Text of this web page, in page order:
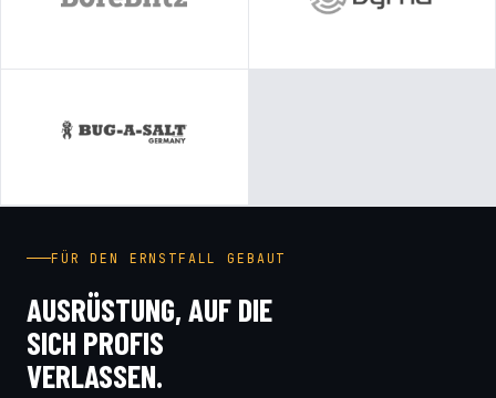
FÜR DEN ERNSTFALL GEBAUT
AUSRÜSTUNG, AUF DIE
SICH PROFIS
VERLASSEN.